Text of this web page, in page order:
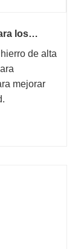
los
de alta
mejorar